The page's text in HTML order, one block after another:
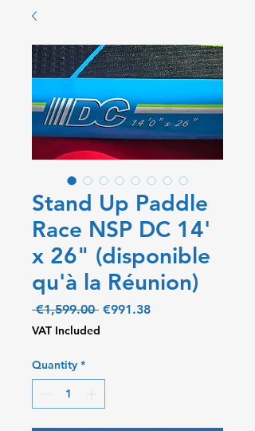
Stand Up Paddle
Race NSP DC 14'
x 26" (disponible
qu'à la Réunion)
€1,599.00 Regular
Price
€991.38Sale
VAT Included
Quantity *